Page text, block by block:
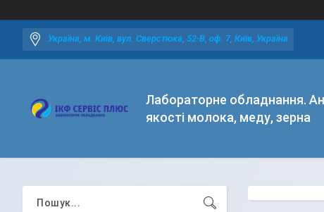
Україна, м. Київ, вул. Сверстюка, 52-В, оф. 7, Київ, Україна
Лабораторне обладнання.
якості молока, меду, зерна